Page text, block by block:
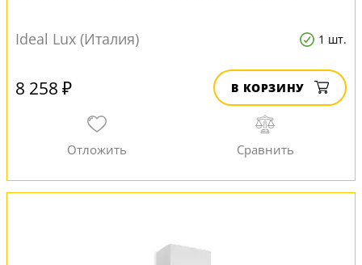
Ideal Lux (Италия) 1 шт.
8 258 ₽ В КОРЗИНУ